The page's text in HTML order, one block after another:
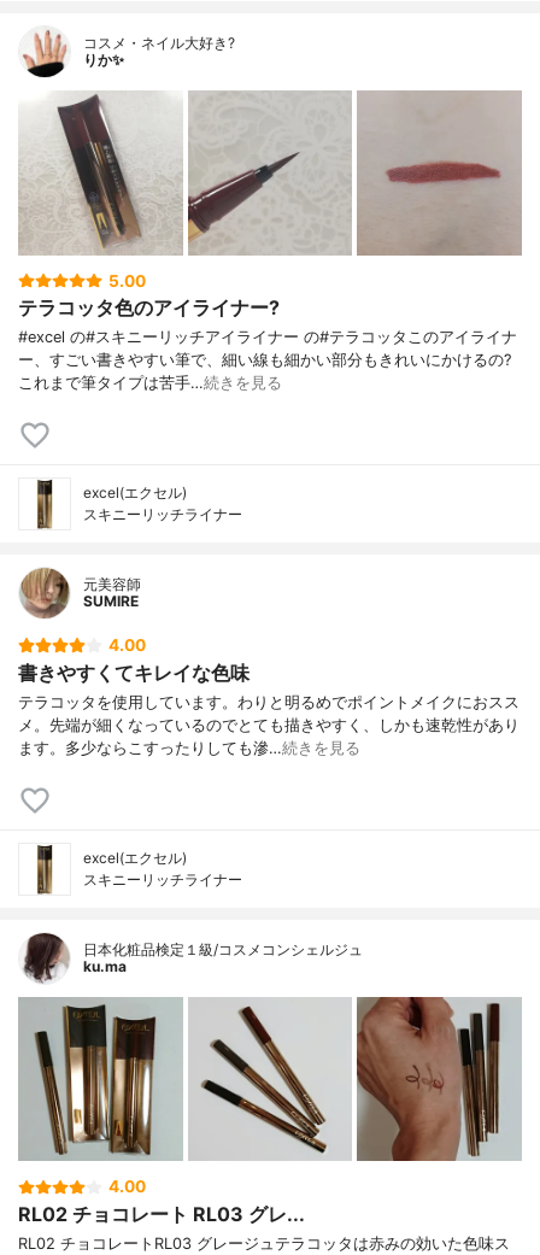
コスメ・ネイル大好き?
りか✨
5.00
テラコッタ色のアイライナー?️
#excel の#スキニーリッチアイライナー の#テラコッタこのアイライナ
ー、すごい書きやすい筆で、細い線も細かい部分もきれいにかけるの?
これまで筆タイプは苦手…続きを見る
excel(エクセル)
スキニーリッチライナー
元美容師
SUMIRE
4.00
書きやすくてキレイな色味
テラコッタを使用しています。わりと明るめでポイントメイクにおスス
メ。先端が細くなっているのでとても描きやすく、しかも速乾性があり
ます。多少ならこすったりしても滲…続きを見る
excel(エクセル)
スキニーリッチライナー
日本化粧品検定１級/コスメコンシェルジュ
ku.ma
4.00
RL02 チョコレート RL03 グレ...
RL02 チョコレートRL03 グレージュテラコッタは赤みの効いた色味ス